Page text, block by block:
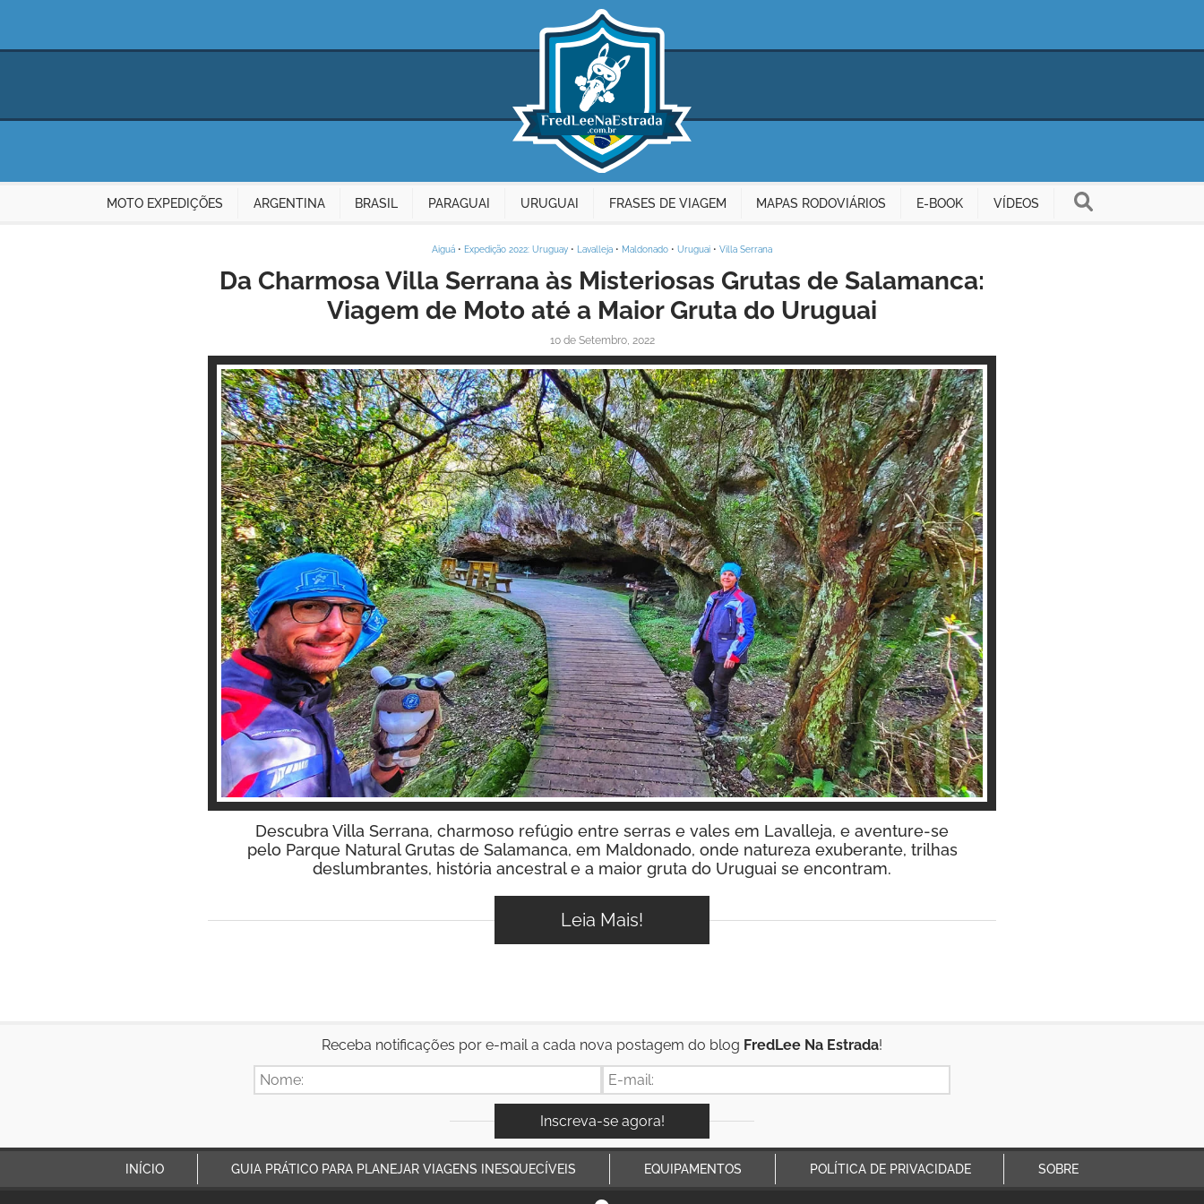
MOTO EXPEDIÇÕES ARGENTINA BRASIL PARAGUAI URUGUAI FRASES DE VIAGEM MAPAS RODOVIÁRIOS E-BOOK VÍDEOS
Aiguá • Expedição 2022: Uruguay • Lavalleja • Maldonado • Uruguai • Villa Serrana
Da Charmosa Villa Serrana às Misteriosas Grutas de Salamanca:
Viagem de Moto até a Maior Gruta do Uruguai
10 de Setembro, 2022
Inspire-se!
Descubra Villa Serrana, charmoso refúgio entre serras e vales em Lavalleja, e aventure-se
pelo Parque Natural Grutas de Salamanca, em Maldonado, onde natureza exuberante, trilhas
deslumbrantes, história ancestral e a maior gruta do Uruguai se encontram.
Leia Mais!
Receba notificações por e-mail a cada nova postagem do blog FredLee Na Estrada!
INÍCIO GUIA PRÁTICO PARA PLANEJAR VIAGENS INESQUECÍVEIS EQUIPAMENTOS POLÍTICA DE PRIVACIDADE SOBRE